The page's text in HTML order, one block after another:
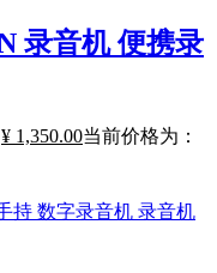
录音机 便携录
¥ 1,350.00当前价格为：